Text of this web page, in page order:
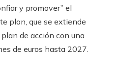
y promover” el
plan, que se extiende
de acción con una
de euros hasta 2027.